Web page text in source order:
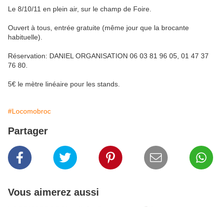
Le 8/10/11 en plein air, sur le champ de Foire.
Ouvert à tous, entrée gratuite (même jour que la brocante
habituelle).
Réservation: DANIEL ORGANISATION 06 03 81 96 05, 01 47 37
76 80.
5€ le mètre linéaire pour les stands.
#Locomobroc
Partager
Vous aimerez aussi